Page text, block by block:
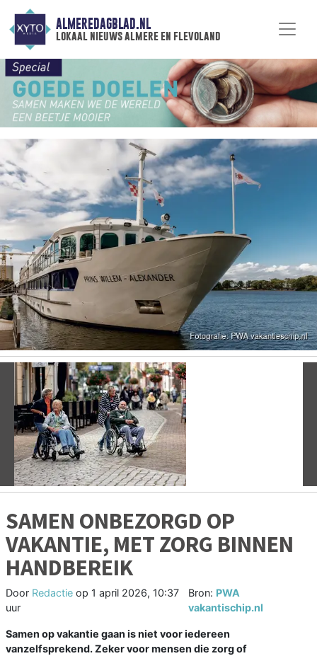
ALMEREDAGBLAD.NL
lokaal nieuws almere en flevoland
Vorige
SAMEN ONBEZORGD OP
VAKANTIE, MET ZORG BINNEN
HANDBEREIK
Door Redactie op 1 april 2026, 10:37
uur
Bron: PWA
vakantischip.nl
Samen op vakantie gaan is niet voor iedereen
vanzelfsprekend. Zeker voor mensen die zorg of